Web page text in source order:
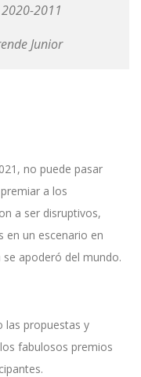
2011
Junior
no puede pasar
a los
a ser disruptivos,
en un escenario en
apoderó del mundo.
las propuestas y
fabulosos premios